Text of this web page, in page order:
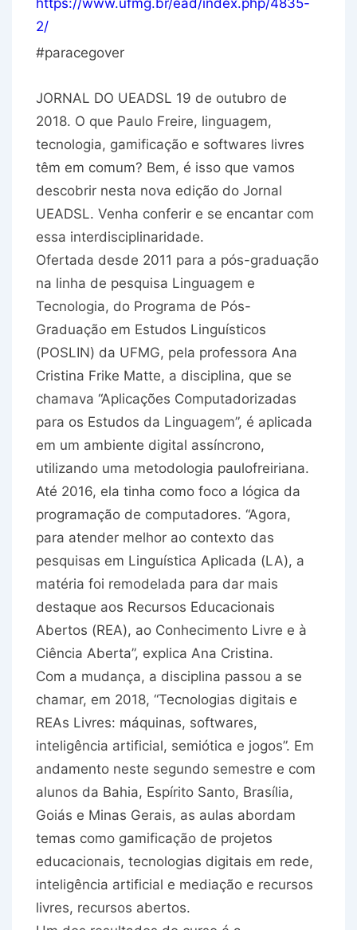
#paracegover
JORNAL DO UEADSL 19 de outubro de
2018. O que Paulo Freire, linguagem,
tecnologia, gamificação e softwares livres
têm em comum? Bem, é isso que vamos
descobrir nesta nova edição do Jornal
UEADSL. Venha conferir e se encantar com
essa interdisciplinaridade.
Ofertada desde 2011 para a pós-graduação
na linha de pesquisa Linguagem e
Tecnologia, do Programa de Pós-
Graduação em Estudos Linguísticos
(POSLIN) da UFMG, pela professora Ana
Cristina Frike Matte, a disciplina, que se
chamava “Aplicações Computadorizadas
para os Estudos da Linguagem”, é aplicada
em um ambiente digital assíncrono,
utilizando uma metodologia paulofreiriana.
Até 2016, ela tinha como foco a lógica da
programação de computadores. “Agora,
para atender melhor ao contexto das
pesquisas em Linguística Aplicada (LA), a
matéria foi remodelada para dar mais
destaque aos Recursos Educacionais
Abertos (REA), ao Conhecimento Livre e à
Ciência Aberta”, explica Ana Cristina.
Com a mudança, a disciplina passou a se
chamar, em 2018, “Tecnologias digitais e
REAs Livres: máquinas, softwares,
inteligência artificial, semiótica e jogos”. Em
andamento neste segundo semestre e com
alunos da Bahia, Espírito Santo, Brasília,
Goiás e Minas Gerais, as aulas abordam
temas como gamificação de projetos
educacionais, tecnologias digitais em rede,
inteligência artificial e mediação e recursos
livres, recursos abertos.